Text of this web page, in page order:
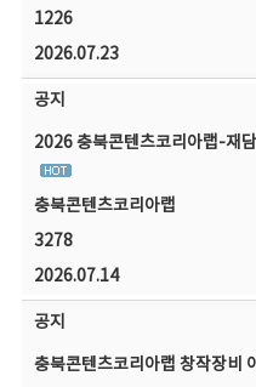
1226
2026.07.23
공지
2026 충북콘텐츠코리아랩-재
충북콘텐츠코리아랩
3278
2026.07.14
공지
충북콘텐츠코리아랩 창작장비